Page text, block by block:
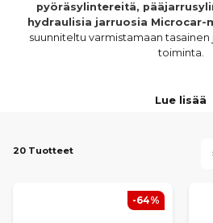
pyöräsylintereitä,
hydraulisia jarruosia Microcar-
suunniteltu varmistamaan
toiminta.
MC2, Highland, Cargo, M.Go 1–6,
jarrutehoa ja ajoturvallisuutta
tasaisen jarrutuksen, hallittavan
Lue lisää
20 Tuotteet
-64%